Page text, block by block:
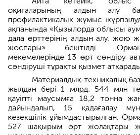
оқиғаларының алдын алу
профилактикалық жұмыс
ақпанында «Қызылорда облысы
дала өрттерінің алдын алу, жою
жоспары» бекітілді.
мекемелерінде 13 өрт сөндіру
сөндіруші тұрақты қызмет
Материалдық-техникалық
жылдан бері 1 млрд. 544 млн
қауіпті маусымға 18,2 тонна
дайындалып, 15 қадағалау
кезекшілік ұйымдастырылған.
527 шақырым өрт жолақтары